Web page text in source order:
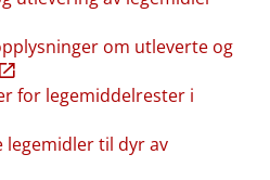
om utleverte og
for legemiddelrester i
legemidler til dyr av